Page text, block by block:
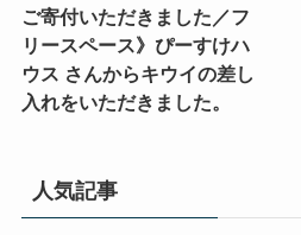
ご寄付いただきました／フ
リースペース》ぴーすけハ
ウス さんからキウイの差し
入れをいただきました。
人気記事